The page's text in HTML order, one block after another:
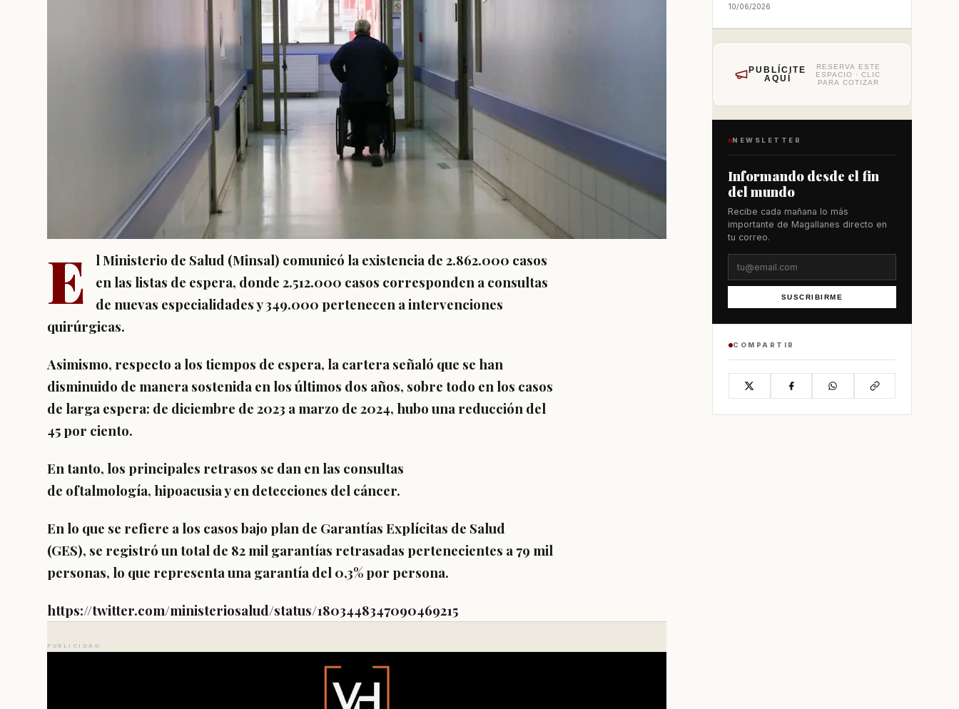
E
l Ministerio de Salud (Minsal) comunicó la existencia de 2.862.000 casos
en las listas de espera, donde 2.512.000 casos corresponden a consultas
de nuevas especialidades y 349.000 pertenecen a intervenciones
quirúrgicas.
Asimismo, respecto a los tiempos de espera, la cartera señaló que se han
disminuido de manera sostenida en los últimos dos años, sobre todo en los casos
de larga espera: de diciembre de 2023 a marzo de 2024, hubo una reducción del
45 por ciento.
En tanto, los principales retrasos se dan en las consultas
de oftalmología, hipoacusia y en detecciones del cáncer.
En lo que se refiere a los casos bajo plan de Garantías Explícitas de Salud
(GES), se registró un total de 82 mil garantías retrasadas pertenecientes a 79 mil
personas, lo que representa una garantía del 0,3% por persona.
https://twitter.com/ministeriosalud/status/1803448347090469215
PUBLICIDAD
10/06/2026
PUBLÍCITE
AQUÍ
RESERVA ESTE
ESPACIO · CLIC
PARA COTIZAR
NEWSLETTER
Informando desde el fin
del mundo
Recibe cada mañana lo más
importante de Magallanes directo en
tu correo.
SUSCRIBIRME
COMPARTIR